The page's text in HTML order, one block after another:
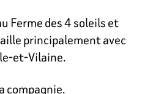
Ferme des 4 soleils et
principalement avec
et-Vilaine.
compagnie.